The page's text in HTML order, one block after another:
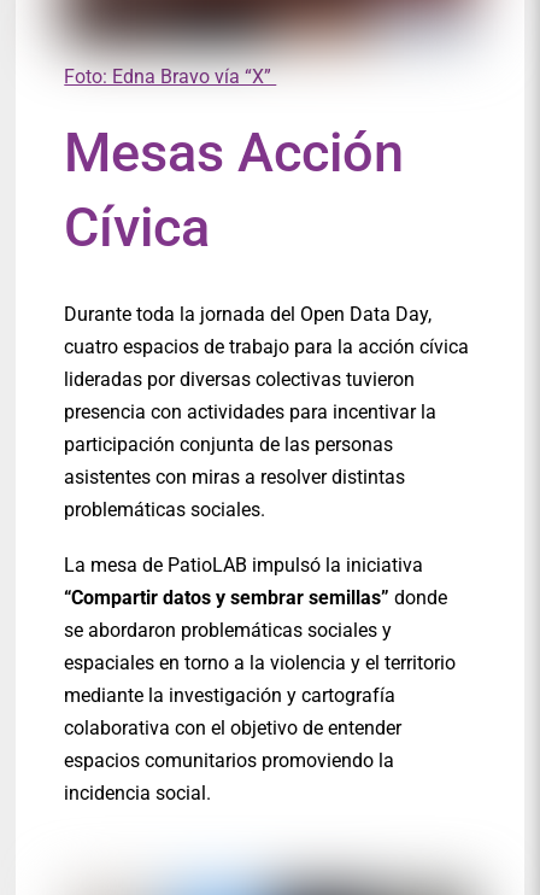
Foto: Edna Bravo vía “X”
Mesas Acción
Cívica
Durante toda la jornada del Open Data Day,
cuatro espacios de trabajo para la acción cívica
lideradas por diversas colectivas tuvieron
presencia con actividades para incentivar la
participación conjunta de las personas
asistentes con miras a resolver distintas
problemáticas sociales.
La mesa de PatioLAB impulsó la iniciativa
“Compartir datos y sembrar semillas” donde
se abordaron problemáticas sociales y
espaciales en torno a la violencia y el territorio
mediante la investigación y cartografía
colaborativa con el objetivo de entender
espacios comunitarios promoviendo la
incidencia social.